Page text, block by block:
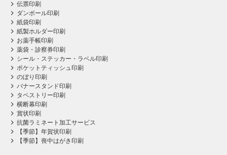
伝票印刷
ダンボール印刷
紙袋印刷
紙製ホルダー印刷
お薬手帳印刷
薬袋・診察券印刷
シール・ステッカー・ラベル印刷
ポケットティッシュ印刷
のぼり印刷
バナースタンド印刷
タペストリー印刷
横断幕印刷
賞状印刷
抗菌ラミネート加工サービス
【季節】年賀状印刷
【季節】喪中はがき印刷